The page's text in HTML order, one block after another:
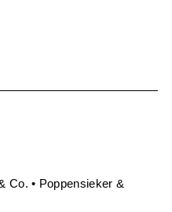
Co. • Poppensieker &